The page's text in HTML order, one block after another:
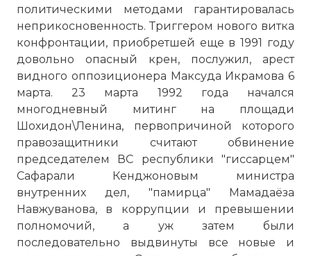
политическими методами гарантировалась
неприкосновенность. Триггером нового витка
конфронтации, приобретшей еще в 1991 году
довольно опасный крен, послужил, арест
видного оппозиционера Максуда Икрамова 6
марта. 23 марта 1992 года начался
многодневный митинг на площади
Шохидон\Ленина, первопричиной которого
правозащитники считают обвинение
председателем ВС республики "гиссарцем"
Сафарали Кенджоновым министра
внутренних дел, "памирца" Мамадаёза
Навжуванова, в коррупции и превышении
полномочий, а уж затем были
последовательно выдвинуты все новые и